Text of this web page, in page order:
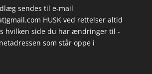
sendes til e-mail
HUSK ved rettelser altid
hvilken side du har ændringer til -
som står oppe i